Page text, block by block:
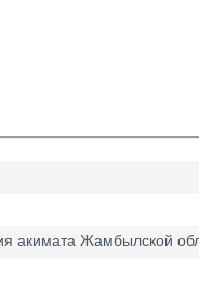
акимата Жамбылской